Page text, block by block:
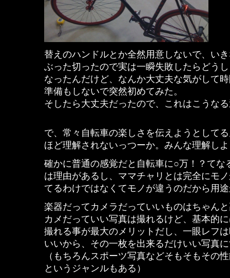
替えのハンドルとか全然用意しないで、い
ぶった切ったので実は一瞬失敗したらどう
なったんだけど、なんか大丈夫な気がして
準備もしないで突然初めてみた。
そしたら大丈夫だったので、これはこうな
で、常々自転車の楽しさを伝えようとして
ほど理解されないっつーか。みんな理解し
確かに普通の感覚だと自転車に○万！？てな
は理由があるし、ママチャリとは完全にモ
てるわけではなくてモノが違うのだから用
楽器だってカメラだっていいものはちゃん
カメだっていい写真は撮れるけど、基本的
撮れる事が最大のメリットだし、一眼レフ
いいから、その一枚を出来るだけいい写真
（もちろんスポーツ写真などそもそもその
というジャンルもある）